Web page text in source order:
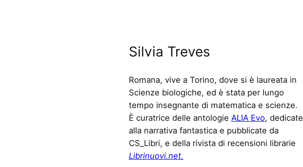
Silvia Treves
Romana, vive a Torino, dove si è laureata in
Scienze biologiche, ed è stata per lungo
tempo insegnante di matematica e scienze.
È curatrice delle antologie ALIA Evo, dedicate
alla narrativa fantastica e pubblicate da
CS_Libri, e della rivista di recensioni librarie
Librinuovi.net.